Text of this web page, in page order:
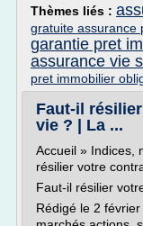
Thèmes liés :
gratuite assurance
garantie pret
assurance vie
pret immobilier
Faut-il
vie ? | La ...
Accueil » Indices,
résilier votre
Faut-il résilier
Rédigé le 2